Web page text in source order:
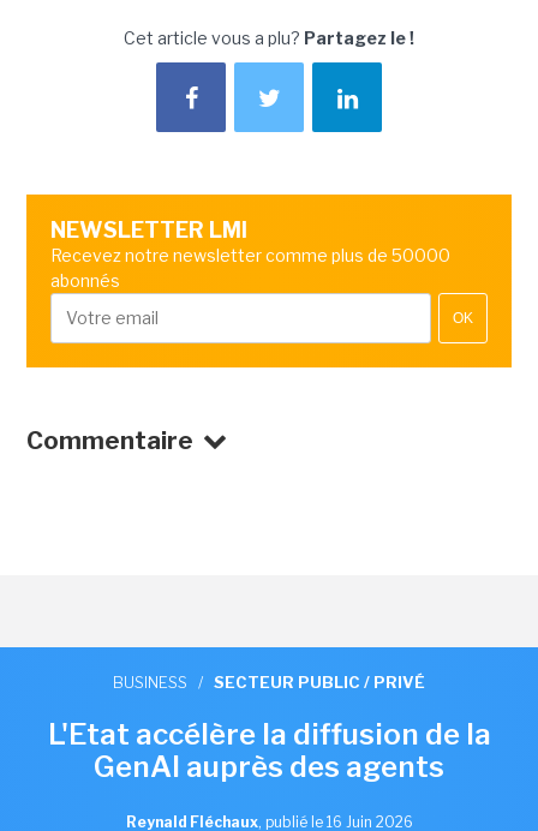
Cet article vous a plu? Partagez le !
NEWSLETTER LMI
Recevez notre newsletter comme plus de 50000
abonnés
OK
Commentaire
BUSINESS / SECTEUR PUBLIC / PRIVÉ
L'Etat accélère la diffusion de la
GenAI auprès des agents
Reynald Fléchaux, publié le 16 Juin 2026